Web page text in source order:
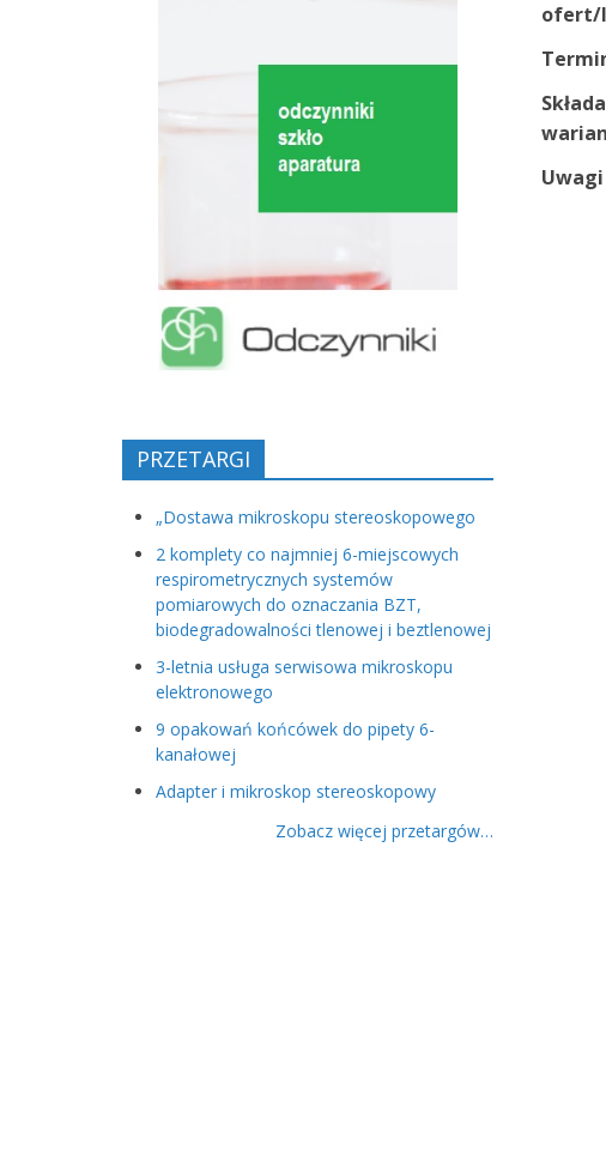
ofert/
Uwagi
PRZETARGI
„Dostawa mikroskopu stereoskopowego
2 komplety co najmniej 6-miejscowych
respirometrycznych systemów
pomiarowych do oznaczania BZT,
biodegradowalności tlenowej i beztlenowej
3-letnia usługa serwisowa mikroskopu
elektronowego
9 opakowań końcówek do pipety 6-
kanałowej
Adapter i mikroskop stereoskopowy
Zobacz więcej przetargów…